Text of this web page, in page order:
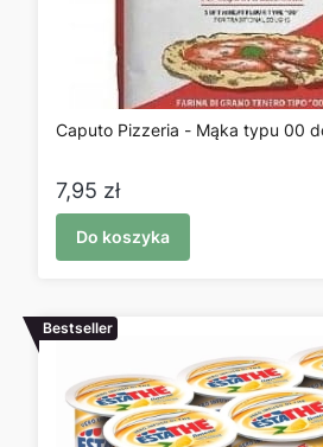
Caputo Pizzeria - Mąka typu 00
Cena
7,95 zł
Do koszyka
Bestseller